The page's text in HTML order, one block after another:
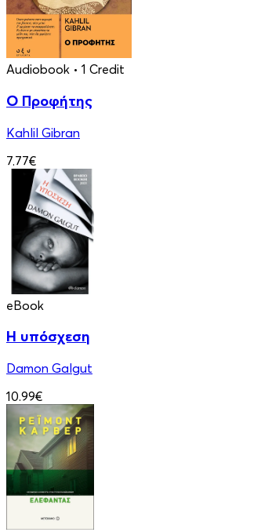
Audiobook • 1 Credit
Ο Προφήτης
Kahlil Gibran
7.77€
eBook
Η υπόσχεση
Damon Galgut
10.99€